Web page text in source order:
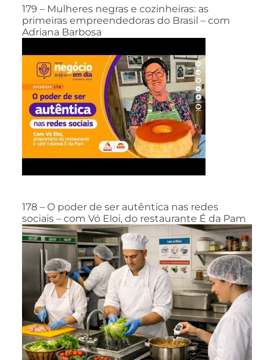
179 – Mulheres negras e cozinheiras: as
primeiras empreendedoras do Brasil – com
Adriana Barbosa
178 – O poder de ser autêntica nas redes
sociais – com Vó Eloi, do restaurante É da Pam